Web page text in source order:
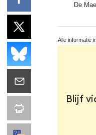
De
Alle informatie
Blijf